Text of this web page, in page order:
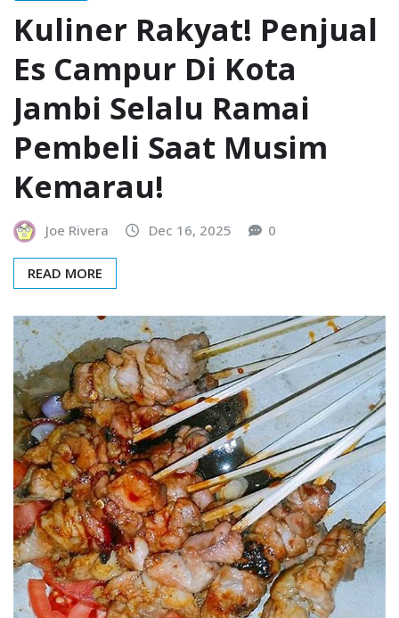
Kuliner Rakyat! Penjual
Es Campur Di Kota
Jambi Selalu Ramai
Pembeli Saat Musim
Kemarau!
Joe Rivera Dec 16, 2025 0
READ MORE